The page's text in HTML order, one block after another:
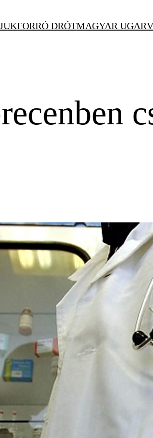
FORRÓ DRÓTMAGYAR UGAR